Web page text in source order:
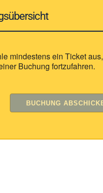
mindestens ein Ticket aus,
Buchung fortzufahren.